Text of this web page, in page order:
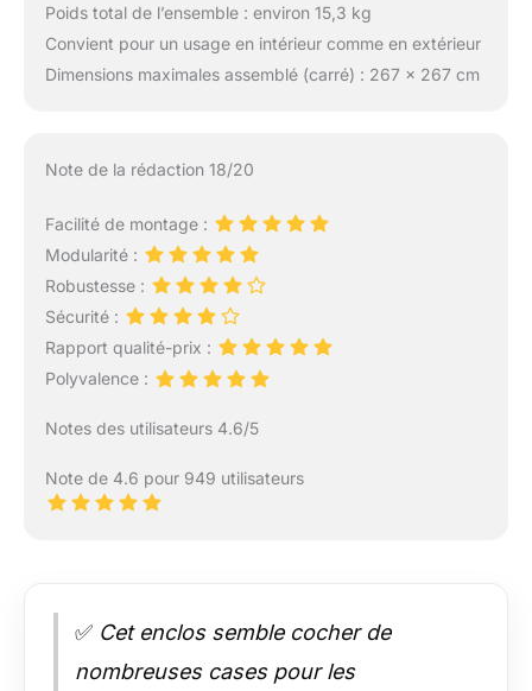
Poids total de l’ensemble : environ 15,3 kg
Convient pour un usage en intérieur comme en extérieur
Dimensions maximales assemblé (carré) : 267 x 267 cm
Note de la rédaction 18/20
Facilité de montage :
Modularité :
Robustesse :
Sécurité :
Rapport qualité-prix :
Polyvalence :
Notes des utilisateurs 4.6/5
Note de 4.6 pour 949 utilisateurs
✅ Cet enclos semble cocher de
nombreuses cases pour les